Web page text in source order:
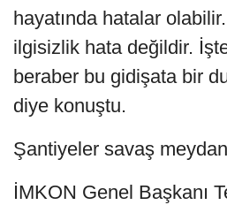
hayatında hatalar
ilgisizlik hata değildir.
beraber bu gidişata bir
diye konuştu.
Şantiyeler savaş
İMKON Genel Başkanı